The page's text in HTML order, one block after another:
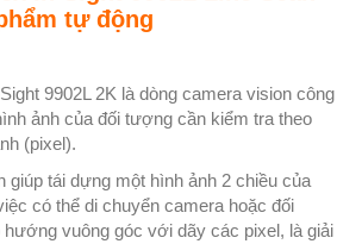
tự động
9902L 2K là dòng camera vision công
ảnh của đối tượng cần kiểm tra theo
(pixel).
giúp tái dựng một hình ảnh 2 chiều của
có thể di chuyển camera hoặc đối
vuông góc với dãy các pixel, là giải